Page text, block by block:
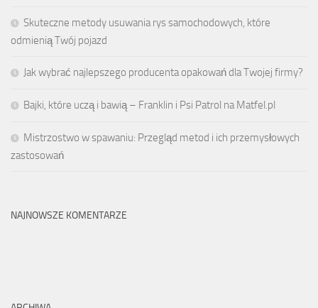
Skuteczne metody usuwania rys samochodowych, które
odmienią Twój pojazd
Jak wybrać najlepszego producenta opakowań dla Twojej firmy?
Bajki, które uczą i bawią – Franklin i Psi Patrol na Matfel.pl
Mistrzostwo w spawaniu: Przegląd metod i ich przemysłowych
zastosowań
NAJNOWSZE KOMENTARZE